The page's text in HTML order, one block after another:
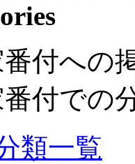
付への
付での
類一覧